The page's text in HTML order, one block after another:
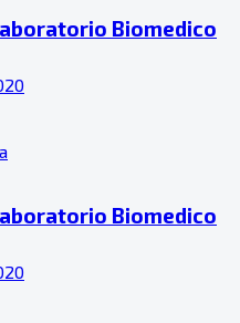
Biomedico
Biomedico